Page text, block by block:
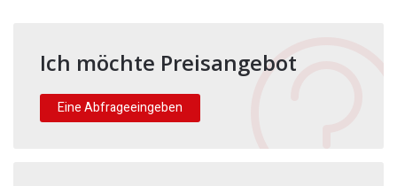
Ich möchte Preisangebot
Eine Abfrageeingeben